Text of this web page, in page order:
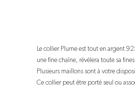
Le collier Plume est tout en argent
une fine chaîne, révélera toute sa
Plusieurs maillons sont à votre
Ce collier peut être porté seul ou